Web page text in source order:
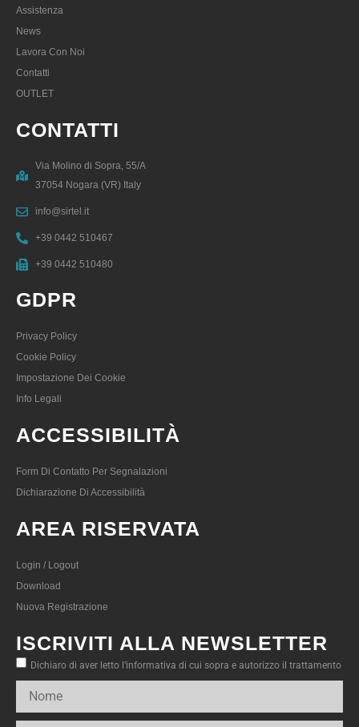
Assistenza
News
Lavora Con Noi
Contatti
OUTLET
CONTATTI
Via Molino di Sopra, 55/A
37054 Nogara (VR) Italy
info@sirtel.it
+39 0442 510467
+39 0442 510480
GDPR
Privacy Policy
Cookie Policy
Impostazione Dei Cookie
Info Legali
ACCESSIBILITÀ
Form Di Contatto Per Segnalazioni
Dichiarazione Di Accessibilità
AREA RISERVATA
Login / Logout
Download
Nuova Registrazione
ISCRIVITI ALLA NEWSLETTER
Dichiaro di aver letto l’informativa di cui sopra e autorizzo il trattamento